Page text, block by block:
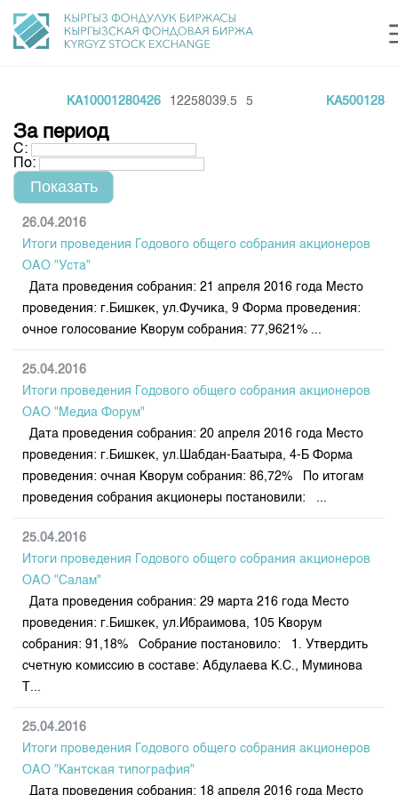
Финансовый рынок KG
О нас
Общая информация
Акционеры
Руководство
Внутренний аудитор
Участники торгов
Наши партнеры
Cтратегия развития
Корпоративные документы
Контакты
Направления
Товарно-сырьевой сектор
Листинг
Центр раскрытия информации
Тарифы
Аналитика
Финансовый рынок KG
Пресс-клуб
25 лет ЗАО КФБ
Нормативная база
Биржевая деятельность
Депозитарная деятельность
Центр раскрытия информации
Статистика торгов
Итоги последних торгов
Архив торгов
Индекс и Капитализация
Котировки по ЦБ
Котировки по драг. металлам
Расписание аукционов по ГЦБ
Результаты аукционов ГЦБ
Объем ГЦБ в обращении
Результаты аукционов по депозитам
Общая информация
План работы на год
KA10001280426 12258039.5 5
За период
С:
По:
26.04.2016
Итоги проведения Годового общего собрания акционеров
ОАО "Уста"
Дата проведения собрания: 21 апреля 2016 года Место
проведения: г.Бишкек, ул.Фучика, 9 Форма проведения:
очное голосование Кворум собрания: 77,9621% ...
25.04.2016
Итоги проведения Годового общего собрания акционеров
ОАО "Медиа Форум"
Дата проведения собрания: 20 апреля 2016 года Место
проведения: г.Бишкек, ул.Шабдан-Баатыра, 4-Б Форма
проведения: очная Кворум собрания: 86,72% По итогам
проведения собрания акционеры постановили: ...
25.04.2016
Итоги проведения Годового общего собрания акционеров
ОАО "Салам"
Дата проведения собрания: 29 марта 216 года Место
проведения: г.Бишкек, ул.Ибраимова, 105 Кворум
собрания: 91,18% Собрание постановило: 1. Утвердить
счетную комиссию в составе: Абдулаева К.С., Муминова
Т...
25.04.2016
Итоги проведения Годового общего собрания акционеров
ОАО "Кантская типография"
Дата проведения собрания: 18 апреля 2016 года Место